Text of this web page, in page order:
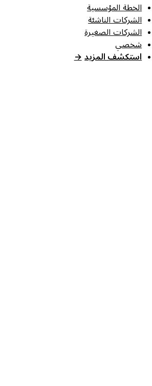
الخطة المؤسسية
الشركات الناشئة
الشركات الصغيرة
شخصي
استكشف المزيد →